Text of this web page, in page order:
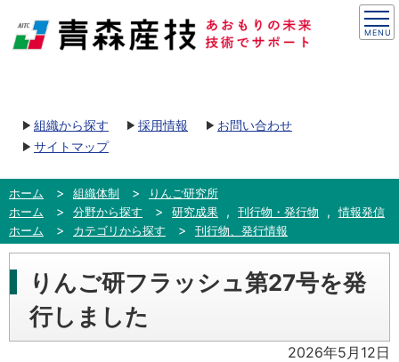
組織から探す 採用情報
お問い合わせ
サイトマップ
ホーム 組織体制
りんご研究所
ホーム
分野から探す 研究成果 , 刊行物・発行物 ,
情報発信
ホーム
カテゴリから探す 刊行物、発行情報
りんご研フラッシュ第27号を発
行しました
2026年5月12日